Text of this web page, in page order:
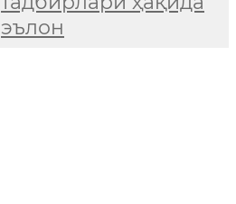
эълон